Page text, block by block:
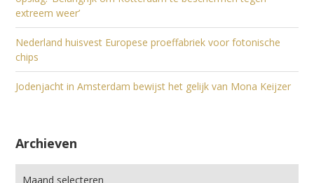
extreem weer’
Nederland huisvest Europese proeffabriek voor fotonische
chips
Jodenjacht in Amsterdam bewijst het gelijk van Mona Keijzer
Archieven